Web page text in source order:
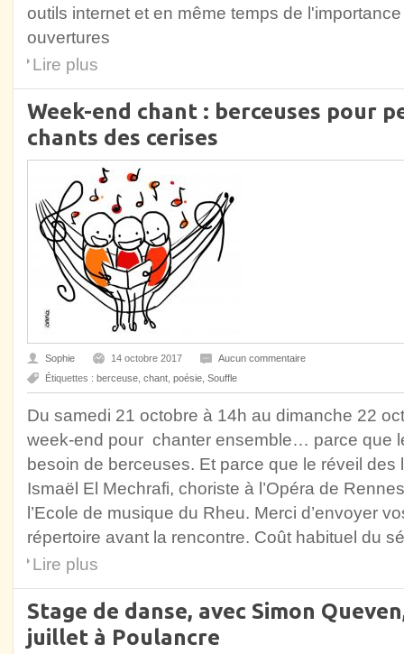
outils internet et en même temps de
ouvertures
Lire plus
Week-end chant : berceuses pour
chants des cerises
Sophie 14 octobre 2017
Aucun commentaire
Étiquettes : berceuse chant poésie Souffle
Du samedi 21 octobre à 14h au dimanche 22
week-end pour chanter ensemble… parce que
besoin de berceuses. Et parce que le réveil
Ismaël El Mechrafi, choriste à l’Opéra de
l’Ecole de musique du Rheu. Merci d’envoyer
répertoire avant la rencontre. Coût habituel du
Lire plus
Stage de danse, avec Simon
juillet à Poulancre